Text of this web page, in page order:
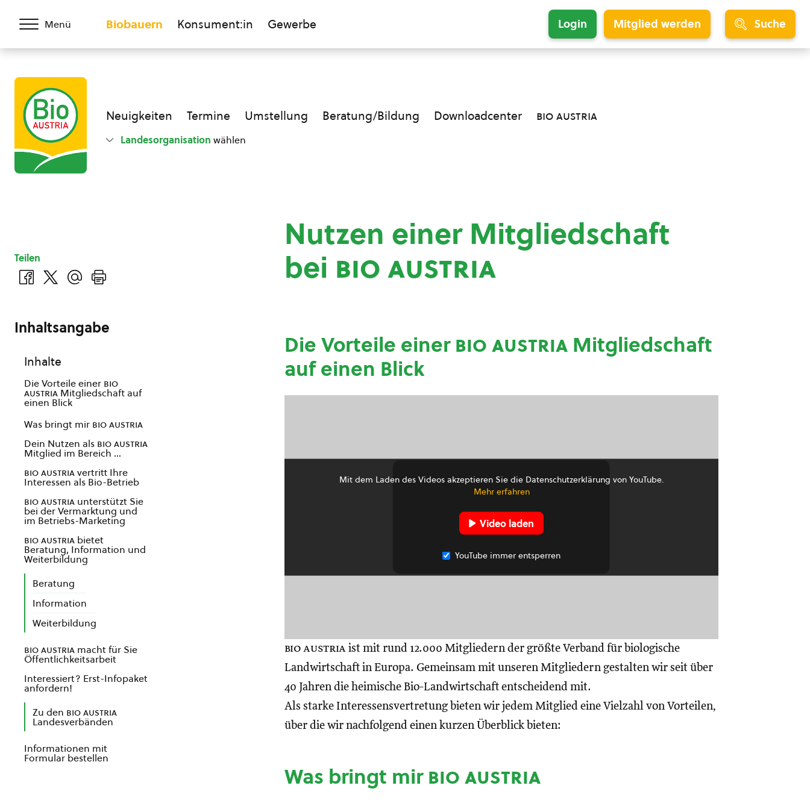
Menü Biobauern Konsument:in Gewerbe Login Mitglied werden Suche
Neuigkeiten Termine Umstellung Beratung/Bildung Downloadcenter bio austria
Landesorganisation wählen
Nutzen einer Mitgliedschaft
bei bio austria
Die Vorteile einerbio austria Mitgliedschaft
auf einen Blick
Mit dem Laden des Videos akzeptieren Sie die Datenschutzerklärung von YouTube.
Mehr erfahren
Video laden
YouTube immer entsperren
bio austria ist mit rund 12.000 Mitgliedern der größte Verband für biologische
Landwirtschaft in Europa. Gemeinsam mit unseren Mitgliedern gestalten wir seit über
40 Jahren die heimische Bio-Landwirtschaft entscheidend mit.
Als starke Interessensvertretung bieten wir jedem Mitglied eine Vielzahl von Vorteilen,
über die wir nachfolgend einen kurzen Überblick bieten:
Was bringt mirbio austria
Teilen
Inhaltsangabe
Inhalte
Die Vorteile einer bio
austria Mitgliedschaft auf
einen Blick
Was bringt mir bio austria
Dein Nutzen als bio austria
Mitglied im Bereich …
bio austriavertritt Ihre
Interessen als Bio-Betrieb
bio austria unterstützt Sie
bei der Vermarktung und
im Betriebs-Marketing
bio austria bietet
Beratung, Information und
Weiterbildung
Beratung
Information
Weiterbildung
bio austria macht für Sie
Öffentlichkeitsarbeit
Interessiert? Erst-Infopaket
anfordern!
Zu den bio austria
Landesverbänden
Informationen mit
Formular bestellen